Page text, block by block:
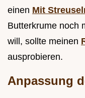
einen Mit
Butterkrume noch
will, sollte meinen
ausprobieren.
Anpassung